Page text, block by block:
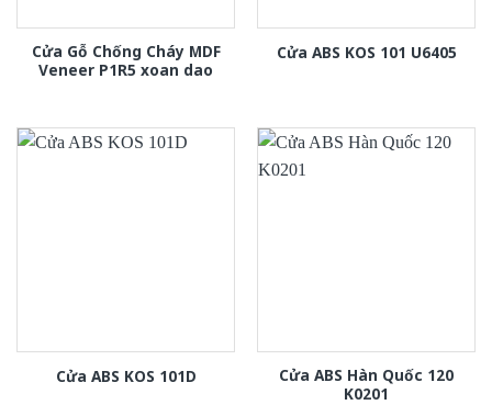
Cửa Gỗ Chống Cháy MDF
Veneer P1R5 xoan dao
Cửa ABS KOS 101 U6405
Cửa ABS KOS 101D
Cửa ABS Hàn Quốc 120
K0201